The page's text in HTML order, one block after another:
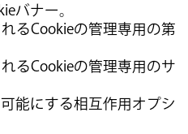
バナー。
るCookieの管理専用の第
るCookieの管理専用のサ
能にする相互作用オプシ